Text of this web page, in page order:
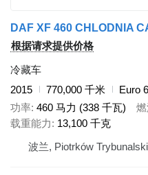
DAF XF 460 CHLODNIA
根据请求提供价格
冷藏车
2015
770,000 千米
Euro 6
功率 460 马力 (338 千瓦)
载重能力
13,100 千克
波兰, Piotrków Trybunalski